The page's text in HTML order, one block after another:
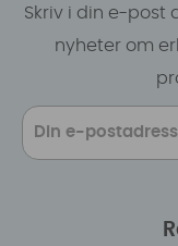
Skriv i din e-post
nyheter om